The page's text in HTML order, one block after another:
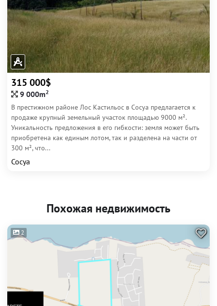
315 000$
9 000m2
В престижном районе Лос Кастильос в Сосуа предлагается к
продаже крупный земельный участок площадью 9000 м².
Уникальность предложения в его гибкости: земля может быть
приобретена как единым лотом, так и разделена на части от
300 м², что...
Сосуа
Похожая недвижимость
2